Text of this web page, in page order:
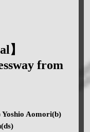
】
from
Aomori(b)